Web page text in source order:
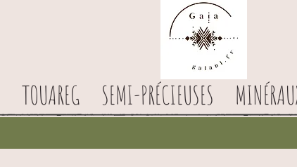
TOUAREG SEMI-PRÉCIEUSES